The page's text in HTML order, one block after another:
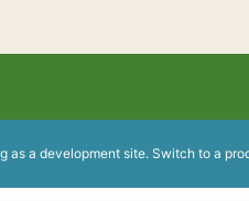
as a development site. Switch to a